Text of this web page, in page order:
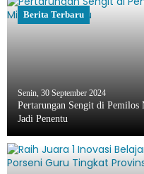
Berita Terbaru
Senin, 30 September 2024
Pertarungan Sengit di
Jadi Penentu